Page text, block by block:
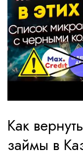
Как
займы в